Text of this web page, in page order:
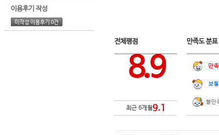
이용후기 작성
미작성 이용후기 0건
전체평점
8.9
최근 6개월9.1
만족도 분